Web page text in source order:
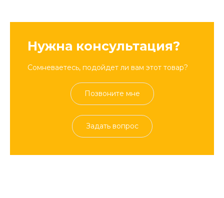
Нужна консультация?
Сомневаетесь, подойдет ли вам этот товар?
Позвоните мне
Задать вопрос